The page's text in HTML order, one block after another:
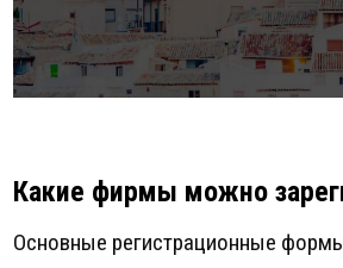
Какие фирмы можно
Основные регистрационные